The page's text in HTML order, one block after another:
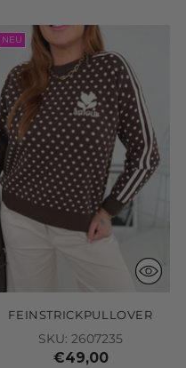
NEU
FEINSTRICKPULLOVER
SKU: 2607235
€49,00